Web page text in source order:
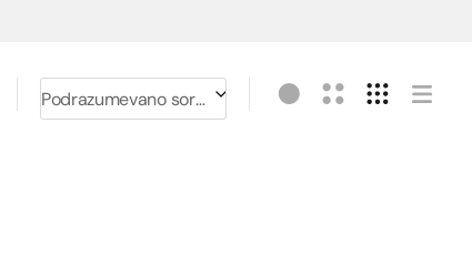
Podrazumevano sortiranje